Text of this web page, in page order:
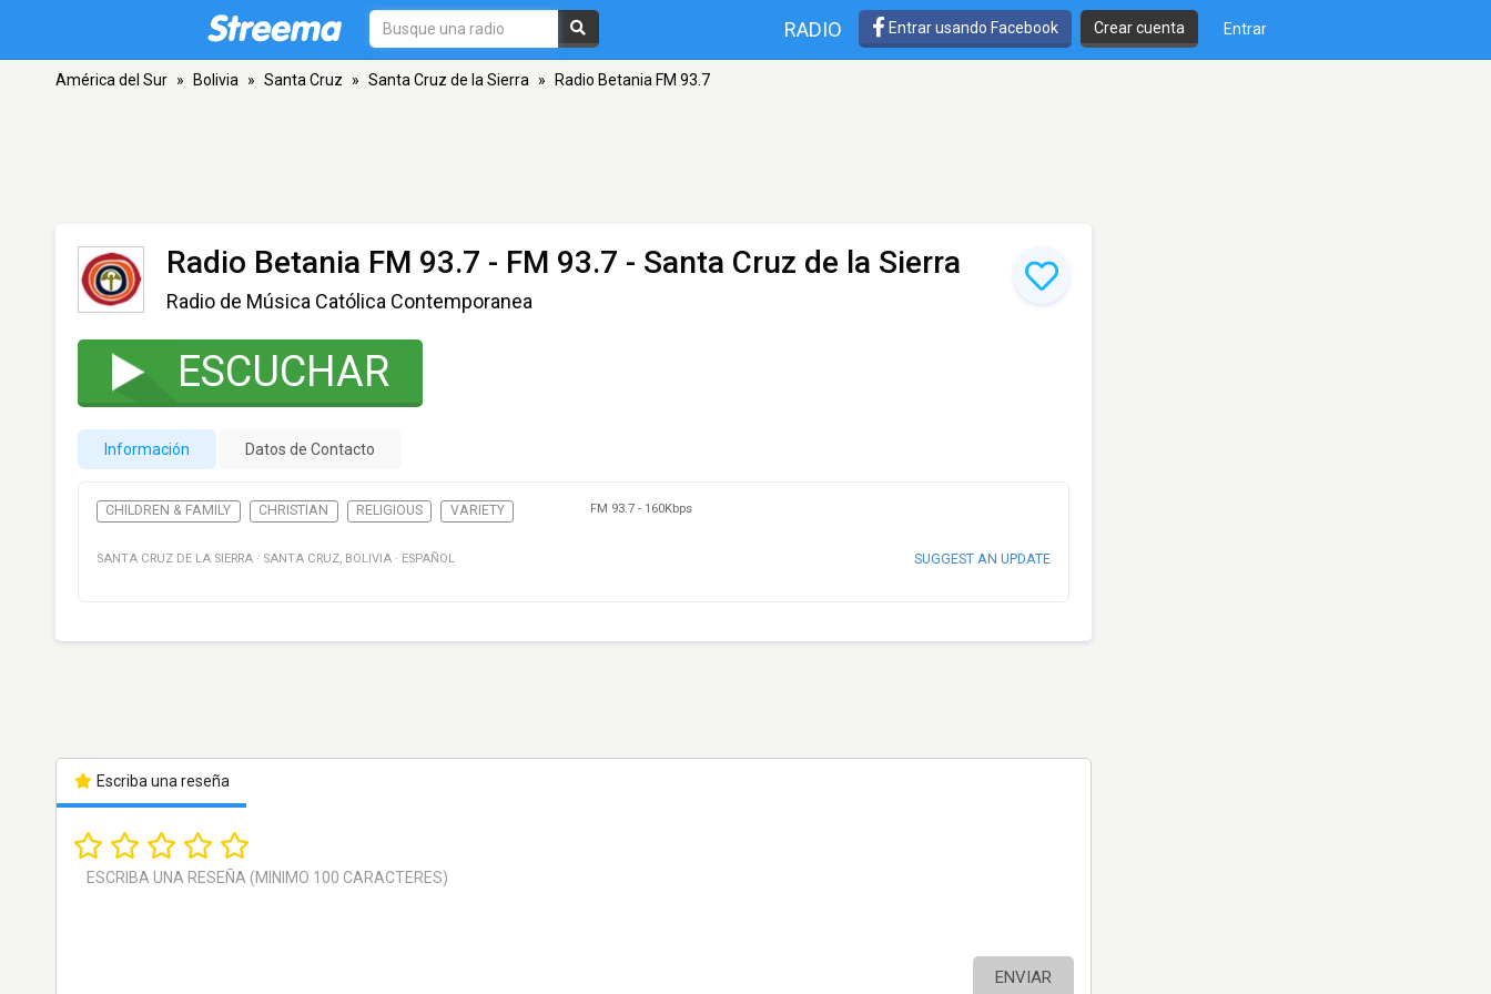
RADIO Entrar usando Facebook Crear cuenta Entrar
América del Sur » Bolivia » Santa Cruz » Santa Cruz de la Sierra » Radio Betania FM 93.7
Radio Betania FM 93.7 - FM 93.7 - Santa Cruz de la Sierra
Radio de Música Católica Contemporanea
ESCUCHAR
Información Datos de Contacto
CHILDREN & FAMILY CHRISTIAN RELIGIOUS VARIETY FM 93.7 - 160Kbps
SANTA CRUZ DE LA SIERRA · SANTA CRUZ, BOLIVIA · ESPAÑOL SUGGEST AN UPDATE
Escriba una reseña
ENVIAR